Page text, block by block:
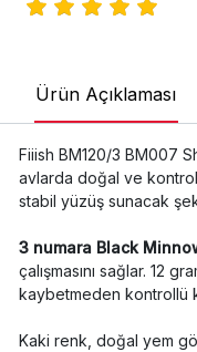
Ürün Açıklaması
Fiiish BM120/3 BM007
avlarda doğal ve
stabil yüzüş sunacak
3 numara Black
çalışmasını sağlar. 12
kaybetmeden kontrollü
Kaki renk, doğal yem